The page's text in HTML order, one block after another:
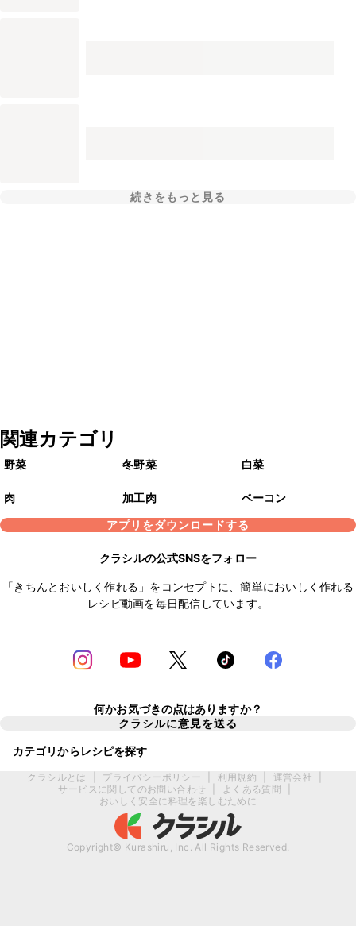
続きをもっと見る
関連カテゴリ
野菜 冬野菜 白菜
肉 加工肉
ベーコン
アプリをダウンロードする
クラシルの公式SNSをフォロー
「きちんとおいしく作れる」をコンセプトに、簡単においしく作れる
レシピ動画を毎日配信しています。
何かお気づきの点はありますか？
クラシルに意見を送る
カテゴリからレシピを探す
クラシルとは プライバシーポリシー 利用規約 運営会社
サービスに関してのお問い合わせ
よくある質問
おいしく安全に料理を楽しむために
Copyright© Kurashiru, Inc. All Rights Reserved.